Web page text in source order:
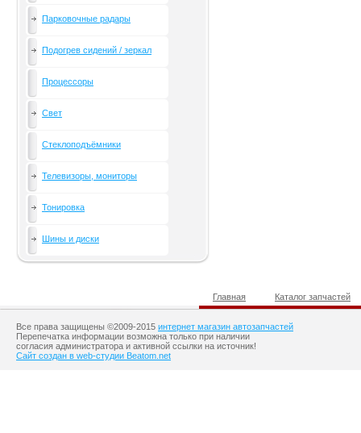
Парковочные радары
Подогрев сидений / зеркал
Процессоры
Свет
Стеклоподъёмники
Телевизоры, мониторы
Тонировка
Шины и диски
Главная Каталог запчастей
Все права защищены ©2009-2015 интернет магазин автозапчастей
Перепечатка информации возможна только при наличии
согласия администратора и активной ссылки на источник!
Сайт создан в web-студии Beatom.net